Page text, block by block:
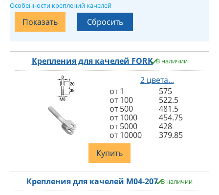
Особенности креплений качелей
Крепления для качелей FORK В наличии
2 цвета...
от 1
575
от 100
522.5
от 500
481.5
от 1000
454.75
от 5000
428
от 10000
379.85
Купить
Крепления для качелей M04-207 В наличии